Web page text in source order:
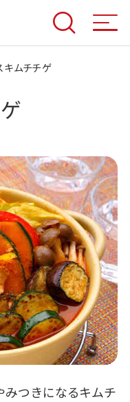
キムチチゲ
つきになるキムチ